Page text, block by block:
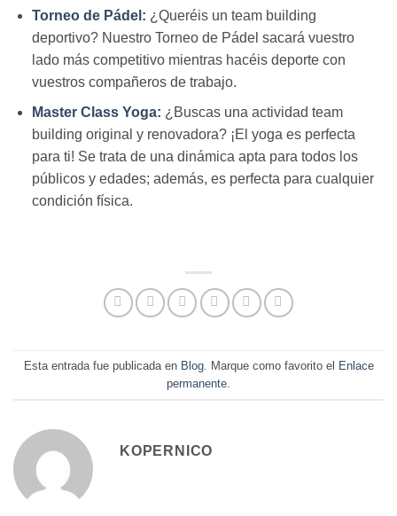
Torneo de Pádel: ¿Queréis un team building
deportivo? Nuestro Torneo de Pádel sacará vuestro
lado más competitivo mientras hacéis deporte con
vuestros compañeros de trabajo.
Master Class Yoga: ¿Buscas una actividad team
building original y renovadora? ¡El yoga es perfecta
para ti! Se trata de una dinámica apta para todos los
públicos y edades; además, es perfecta para cualquier
condición física.
Esta entrada fue publicada en Blog. Marque como favorito el Enlace
permanente
KOPERNICO